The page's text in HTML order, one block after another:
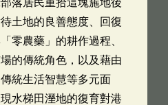
落居民重拾這塊葹地後
土地的良善態度、回復
零農藥」的耕作過程、
的傳統角色，以及藉由
統生活智慧等多元面
水梯田溼地的復育對港